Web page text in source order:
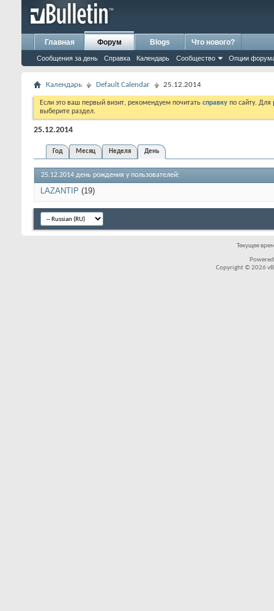
Главная Форум
Сообщения за день Справка Календарь Сообщество Опции
Blogs Что нового?
Календарь Default Calendar 25.12.2014
Если это ваш первый визит, рекомендуем почитать справку по сайту.
выберите раздел.
25.12.2014
Год Месяц Неделя День
25.12.2014 день рождения у пользователей:
LAZANTIP (19)
Текущее
Copyright © 2026